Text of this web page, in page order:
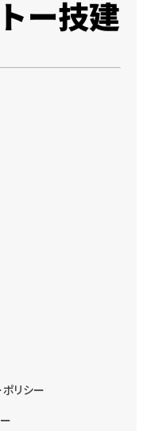
リシー